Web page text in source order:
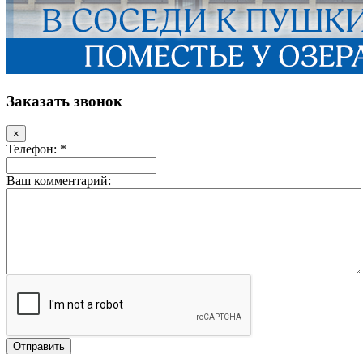
Заказать звонок
×
Телефон: *
Ваш комментарий: